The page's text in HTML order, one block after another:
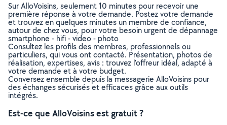
Sur AlloVoisins, seulement 10 minutes pour recevoir une
première réponse à votre demande. Postez votre demande
et trouvez en quelques minutes un membre de confiance,
autour de chez vous, pour votre besoin urgent de dépannage
smartphone - hifi - video - photo
Consultez les profils des membres, professionnels ou
particuliers, qui vous ont contacté. Présentation, photos de
réalisation, expertises, avis : trouvez l'offreur idéal, adapté à
votre demande et à votre budget.
Conversez ensemble depuis la messagerie AlloVoisins pour
des échanges sécurisés et efficaces grâce aux outils
intégrés.
Est-ce que AlloVoisins est gratuit ?